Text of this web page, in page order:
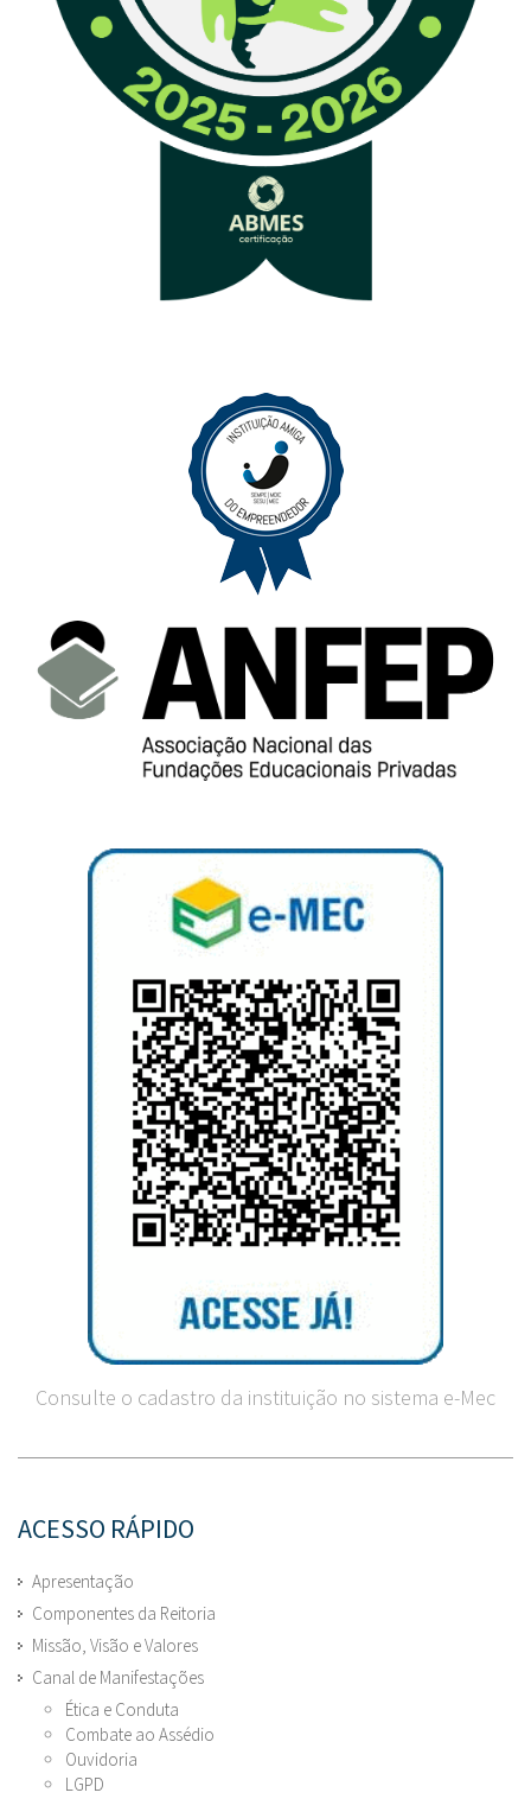
Consulte o cadastro da instituição no sistema e-Mec
ACESSO RÁPIDO
Apresentação
Componentes da Reitoria
Missão, Visão e Valores
Canal de Manifestações
Ética e Conduta
Combate ao Assédio
Ouvidoria
LGPD